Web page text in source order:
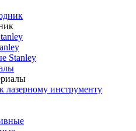
Stanley
лазерному инструменту